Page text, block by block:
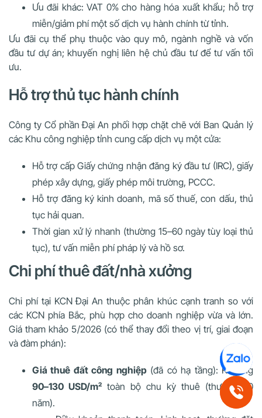
Ưu đãi khác: VAT 0% cho hàng hóa xuất khẩu; hỗ trợ
miễn/giảm phí một số dịch vụ hành chính từ tỉnh.
Ưu đãi cụ thể phụ thuộc vào quy mô, ngành nghề và vốn
đầu tư dự án; khuyến nghị liên hệ chủ đầu tư để tư vấn tối
ưu.
Hỗ trợ thủ tục hành chính
Công ty Cổ phần Đại An phối hợp chặt chẽ với Ban Quản lý
các Khu công nghiệp tỉnh cung cấp dịch vụ một cửa:
Hỗ trợ cấp Giấy chứng nhận đăng ký đầu tư (IRC), giấy
phép xây dựng, giấy phép môi trường, PCCC.
Hỗ trợ đăng ký kinh doanh, mã số thuế, con dấu, thủ
tục hải quan.
Thời gian xử lý nhanh (thường 15–60 ngày tùy loại thủ
tục), tư vấn miễn phí pháp lý và hồ sơ.
Chi phí thuê đất/nhà xưởng
Chi phí tại KCN Đại An thuộc phân khúc cạnh tranh so với
các KCN phía Bắc, phù hợp cho doanh nghiệp vừa và lớn.
Giá tham khảo 5/2026 (có thể thay đổi theo vị trí, giai đoạn
và đàm phán):
Giá thuê đất công nghiệp(đã có hạ tầng): Khoảng
90–130 USD/m² toàn bộ chu kỳ thuê (thường 50
năm).